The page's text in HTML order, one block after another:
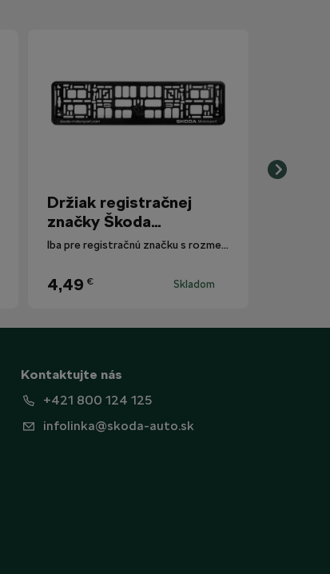
Držiak registračnej
značky Škoda
Motorsport
Iba pre registračnú značku s rozmermi 520 mm x 110 mm.
4,49 € Skladom
Kontaktujte nás
+421 800 124 125
infolinka@skoda-auto.sk